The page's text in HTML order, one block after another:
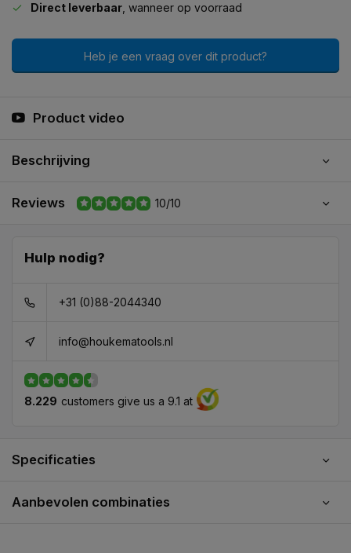
Direct leverbaar , wanneer op voorraad
Heb je een vraag over dit product?
Product video
Beschrijving
Reviews 10/10
Hulp nodig?
+31 (0)88-2044340
info@houkematools.nl
8.229 customers give us a 9.1 at
Specificaties
Aanbevolen combinaties